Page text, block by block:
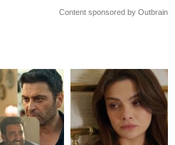
Content sponsored by Outbrain